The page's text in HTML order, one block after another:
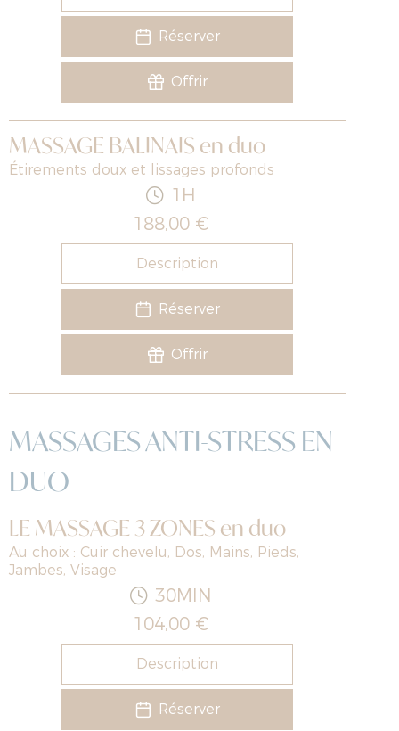
Réserver
Offrir
MASSAGE BALINAIS en duo
Étirements doux et lissages profonds
1H
188,00 €
Description
Réserver
Offrir
MASSAGES ANTI-STRESS EN
DUO
LE MASSAGE 3 ZONES en duo
Au choix : Cuir chevelu, Dos, Mains, Pieds,
Jambes, Visage
30MIN
104,00 €
Description
Réserver